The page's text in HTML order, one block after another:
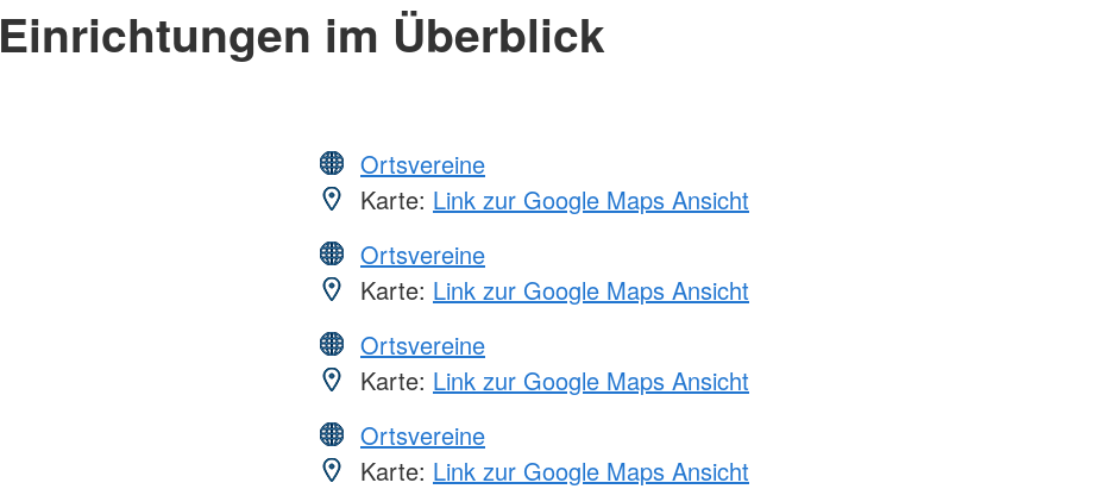
Einrichtungen im Überblick
Ortsvereine
Karte: Link zur Google Maps Ansicht
Ortsvereine
Karte: Link zur Google Maps Ansicht
Ortsvereine
Karte: Link zur Google Maps Ansicht
Ortsvereine
Karte: Link zur Google Maps Ansicht